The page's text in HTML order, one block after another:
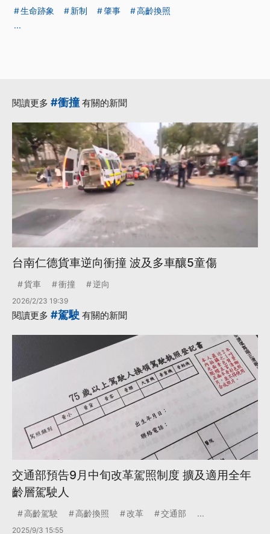
生命跡象
新制 肇事
高齡換照
...
閱讀更多 #衝撞 有關的新聞
台南仁德貨車逆向衝撞 波及多車釀5童傷
貨車 衝撞 逆向
2026/2/23 19:39
閱讀更多 #駕駛 有關的新聞
交通部預告9月中旬改革駕照制度 擴及適用全年
齡層駕駛人
高齡駕駛 高齡換照 改革 交通部 ...
2025/9/3 15:55